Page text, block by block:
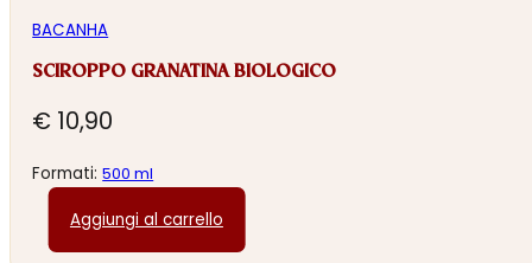
BACANHA
SCIROPPO GRANATINA BIOLOGICO
€ 10,90
Formati:500 ml
Aggiungi al carrello